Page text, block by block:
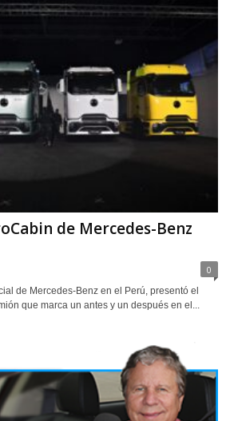
de Mercedes-Benz
0
de Mercedes-Benz en el Perú, presentó el
que marca un antes y un después en el...